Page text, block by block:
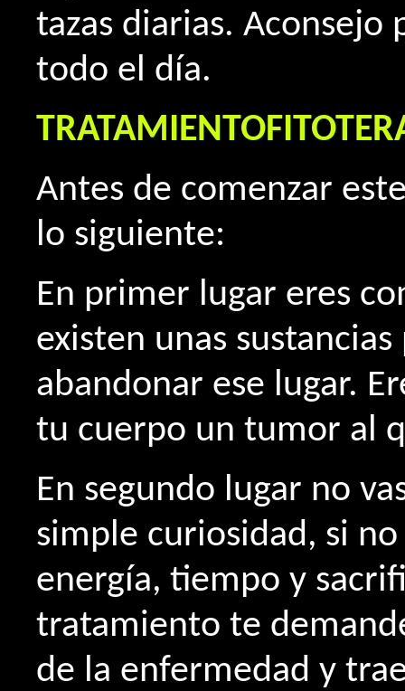
tazas diarias.
todo el día.
Antes de comenzar
lo siguiente:
En primer lugar eres
existen unas
abandonar ese lugar.
tu cuerpo un tumor al
En segundo lugar no
simple curiosidad, si
energía, tiempo y
tratamiento te
de la enfermedad y